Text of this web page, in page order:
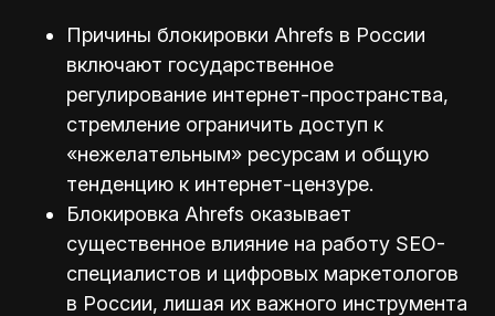
Причины блокировки Ahrefs в России
включают государственное
регулирование интернет-пространства,
стремление ограничить доступ к
«нежелательным» ресурсам и общую
тенденцию к интернет-цензуре.
Блокировка Ahrefs оказывает
существенное влияние на работу SEO-
специалистов и цифровых маркетологов
в России, лишая их важного инструмента